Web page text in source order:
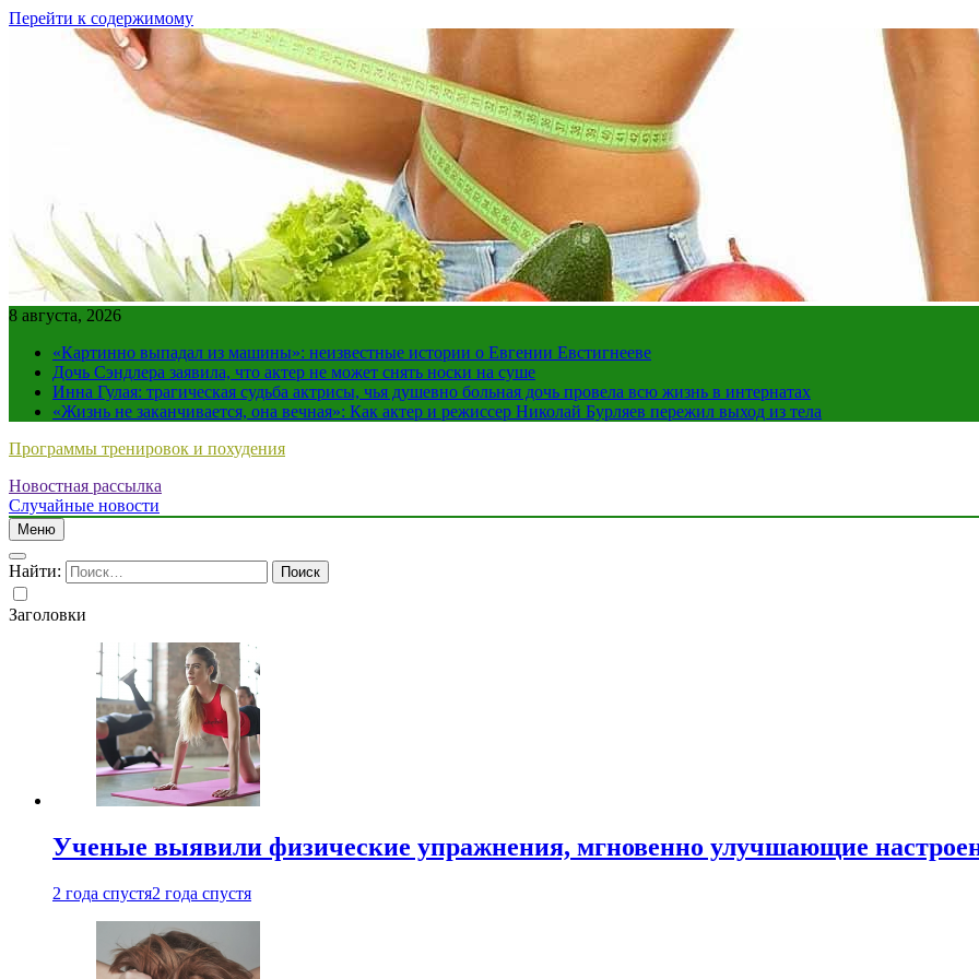
Перейти к содержимому
8 августа, 2026
«Картинно выпадал из машины»: неизвестные истории о Евгении Евстигнееве
Дочь Сэндлера заявила, что актер не может снять носки на суше
Инна Гулая: трагическая судьба актрисы, чья душевно больная дочь провела всю жизнь в интернатах
«Жизнь не заканчивается, она вечная»: Как актер и режиссер Николай Бурляев пережил выход из тела
Программы тренировок и похудения
Новостная рассылка
Случайные новости
Меню
Найти:
Заголовки
Ученые выявили физические упражнения, мгновенно улучшающие
2 года спустя2 года спустя